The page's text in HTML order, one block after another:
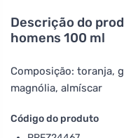
Descrição do
homens 100 ml
Composição: toranja,
magnólia, almíscar
Código do produto